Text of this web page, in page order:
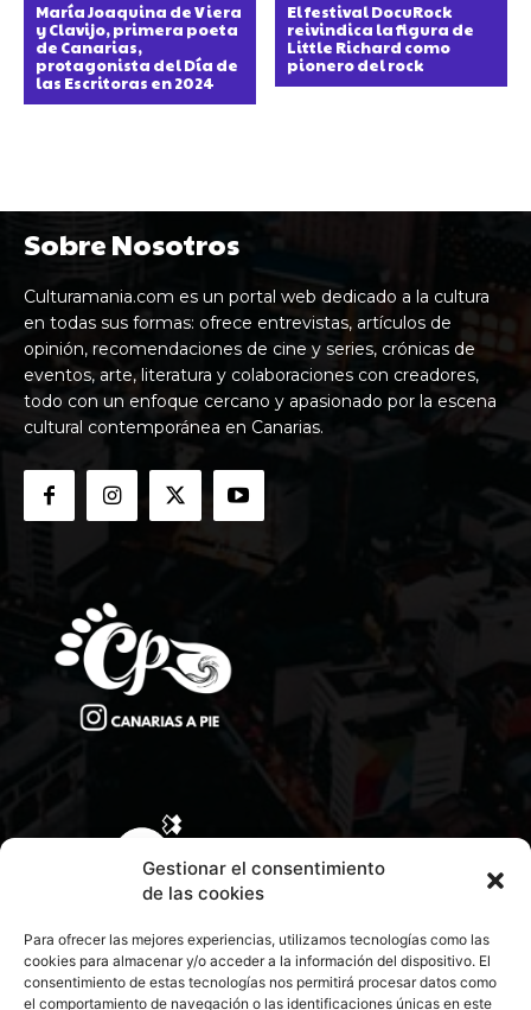
Gestionar el consentimiento
de las cookies
Para ofrecer las mejores experiencias, utilizamos tecnologías como las
cookies para almacenar y/o acceder a la información del dispositivo. El
consentimiento de estas tecnologías nos permitirá procesar datos como
el comportamiento de navegación o las identificaciones únicas en este
María Joaquina de Viera
y Clavijo, primera poeta
de Canarias,
protagonista del Día de
las Escritoras en 2024
El festival DocuRock
reivindica la figura de
Little Richard como
pionero del rock
Sobre Nosotros
Culturamania.com es un portal web dedicado a la cultura
en todas sus formas: ofrece entrevistas, artículos de
opinión, recomendaciones de cine y series, crónicas de
eventos, arte, literatura y colaboraciones con creadores,
todo con un enfoque cercano y apasionado por la escena
cultural contemporánea en Canarias.